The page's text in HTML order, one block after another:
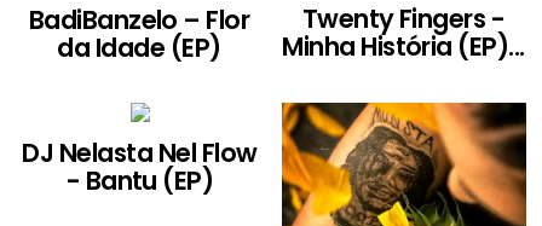
BadiBanzelo – Flor
da Idade (EP)
Twenty Fingers -
Minha História (EP)...
DJ Nelasta Nel Flow
- Bantu (EP)